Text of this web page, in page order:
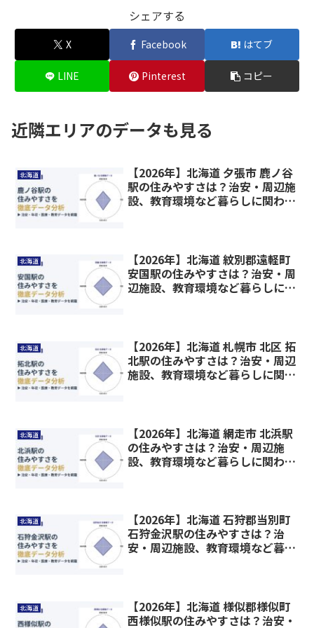
シェアする
X Facebook はてブ
LINE Pinterest コピー
近隣エリアのデータも見る
北海道
【2026年】北海道 夕張市 鹿ノ谷
駅の住みやすさは？治安・周辺施
設、教育環境など暮らしに関わる
北海道
【2026年】北海道 紋別郡遠軽町
安国駅の住みやすさは？治安・周
辺施設、教育環境など暮らしに関
北海道
【2026年】北海道 札幌市 北区 拓
北駅の住みやすさは？治安・周辺
施設、教育環境など暮らしに関わ
北海道
【2026年】北海道 網走市 北浜駅
の住みやすさは？治安・周辺施
設、教育環境など暮らしに関わる
北海道
【2026年】北海道 石狩郡当別町
石狩金沢駅の住みやすさは？治
安・周辺施設、教育環境など暮ら
北海道
【2026年】北海道 様似郡様似町
西様似駅の住みやすさは？治安・